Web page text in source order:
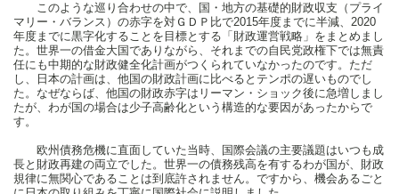
このような巡り合わせの中で、国・地方の基礎的財政収支（プライ
マリー・バランス）の赤字を対ＧＤＰ比で2015年度までに半減、2020
年度までに黒字化することを目標とする「財政運営戦略」をまとめまし
た。世界一の借金大国でありながら、それまでの自民党政権下では無責
任にも中期的な財政健全化計画がつくられていなかったのです。ただ
し、日本の計画は、他国の財政計画に比べるとテンポの遅いものでし
た。なぜならば、他国の財政赤字はリーマン・ショック後に急増しまし
たが、わが国の場合は少子高齢化という構造的な要因があったからで
す。
欧州債務危機に直面していた当時、国際会議の主要議題はいつも成
長と財政再建の両立でした。世界一の債務残高を有するわが国が、財政
規律に無関心であることは到底許されません。ですから、機会あるごと